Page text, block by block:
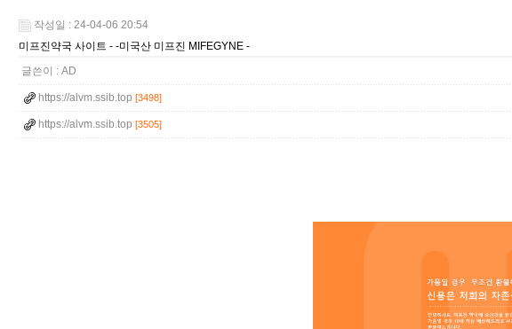
작성일 : 24-04-06 20:54
미프진약국 사이트 - -미국산 미프진 MIFEGYNE -
글쓴이 : AD
https://alvm.ssib.top [3498]
https://alvm.ssib.top [3505]